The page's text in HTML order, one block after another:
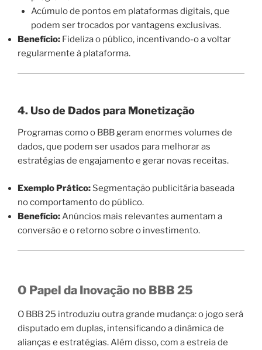
Acúmulo de pontos em plataformas digitais, que
podem ser trocados por vantagens exclusivas.
Benefício: Fideliza o público, incentivando-o a voltar
regularmente à plataforma.
4. Uso de Dados para Monetização
Programas como o BBB geram enormes volumes de
dados, que podem ser usados para melhorar as
estratégias de engajamento e gerar novas receitas.
Exemplo Prático: Segmentação publicitária baseada
no comportamento do público.
Benefício:Anúncios mais relevantes aumentam a
conversão e o retorno sobre o investimento.
O Papel da Inovação no BBB 25
O BBB 25 introduziu outra grande mudança: o jogo será
disputado em duplas, intensificando a dinâmica de
alianças e estratégias. Além disso, com a estreia de